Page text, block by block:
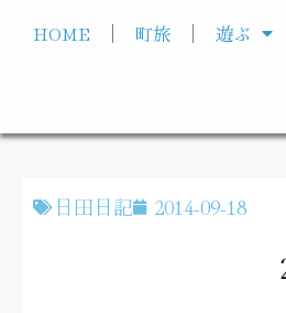
HOME 町旅 遊ぶ
日田日記 2014-09-18